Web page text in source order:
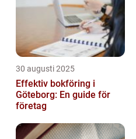
30 augusti 2025
Effektiv bokföring i
Göteborg: En guide för
företag